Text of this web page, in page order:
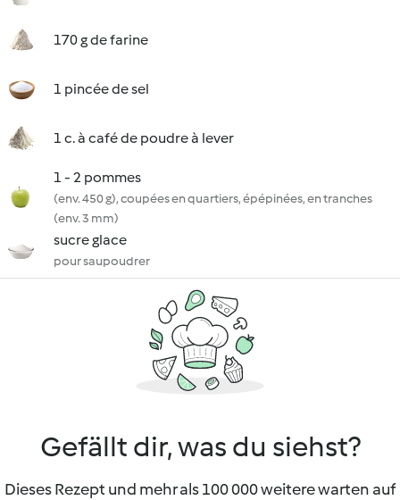
170 g de farine
1 pincée de sel
1 c. à café de poudre à lever
1 - 2 pommes
(env. 450 g), coupées en quartiers, épépinées, en tranches
(env. 3 mm)
sucre glace
pour saupoudrer
Gefällt dir, was du siehst?
Dieses Rezept und mehr als 100 000 weitere warten auf